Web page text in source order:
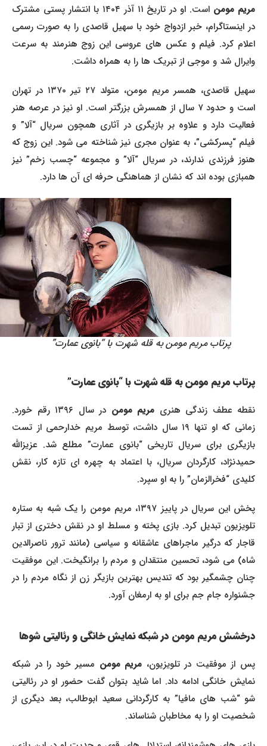
مریم مومن
است. او در تاریخ ۱۱ آذر ۱۴۰۴ با انتشار پستی مشترک
در اینستاگرام، خبر ازدواج خود با سهیل قاصدی را به صورت رسمی
اعلام کرد. فیلم و عکس های عروسی این زوج هنرمند به سرعت
وایرال شد و موجی از تبریک ها را به همراه داشت.
سهیل قاصدی، همسر مریم مومن، متولد ۲۷ تیر ۱۳۷۰ در تهران
است و حدود ۷ سال از همسرش بزرگتر است. او نیز در عرصه هنر
فعالیت دارد و علاوه بر بازیگری در آثاری همچون سریال “آلا” و
فیلم “پسرکشی”، به عنوان مجری نیز شناخته می شود. این زوج که
هنوز فرزندی ندارند، در سریال “آلا” و مجموعه “چسب زخم” نیز
همبازی بوده اند که نشان از هماهنگی حرفه ای آن ها دارد.
پرتاب مریم مومن به قله شهرت با “بانوی عمارت”
پرتاب مریم مومن به قله شهرت با “بانوی عمارت”
نقطه عطف زندگی هنریمریم مومن
در سال ۱۳۹۶ رقم خورد.
زمانی که او تنها ۱۹ سال داشت، توسط مریم خدارحمی از تست
بازیگری برای سریال تاریخی “بانوی عمارت” مطلع شد. عزیزالله
حمیدنژاد، کارگردان سریال، با اعتماد به چهره ای تازه کار، نقش
کلیدی “فخرالزمان” را به او سپرد.
پخش این سریال در پاییز ۱۳۹۷، مریم مومن را یک شبه به ستاره
تلویزیون تبدیل کرد. بازی پخته و مسلط او در نقش دختری از تبار
قاجار که درگیر ماجراهای عاشقانه و سیاسی (مانند ترور ناصرالدین
شاه) می شود، تحسین منتقدان و مردم را برانگیخت. این موفقیت
چنان چشمگیر بود که تندیس بهترین بازیگر زن از نگاه مردم را در
جشنواره جام جم برای او به ارمغان آورد.
درخشش مریم مومن در شبکه نمایش خانگی و رئالیتی شوها
پس از موفقیت در تلویزیون،مریم مومنمسیر خود را در شبکه
نمایش خانگی ادامه داد. اما شاید بتوان گفت حضور او در رئالیتی
شو “شب های مافیا” به کارگردانی سعید ابوطالب، بعد دیگری از
شخصیت او را به مخاطبان شناساند.